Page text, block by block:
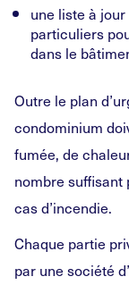
une liste à
particuliers
dans le
Outre le plan
condominium
fumée, de
nombre suffisant
cas d’incendie.
Chaque partie
par une société